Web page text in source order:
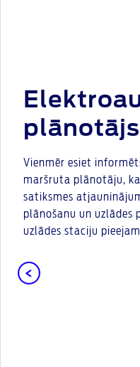
plānotājs
Vienmēr esiet
maršruta plānotāju,
satiksmes
plānošanu un uzlādes
uzlādes staciju